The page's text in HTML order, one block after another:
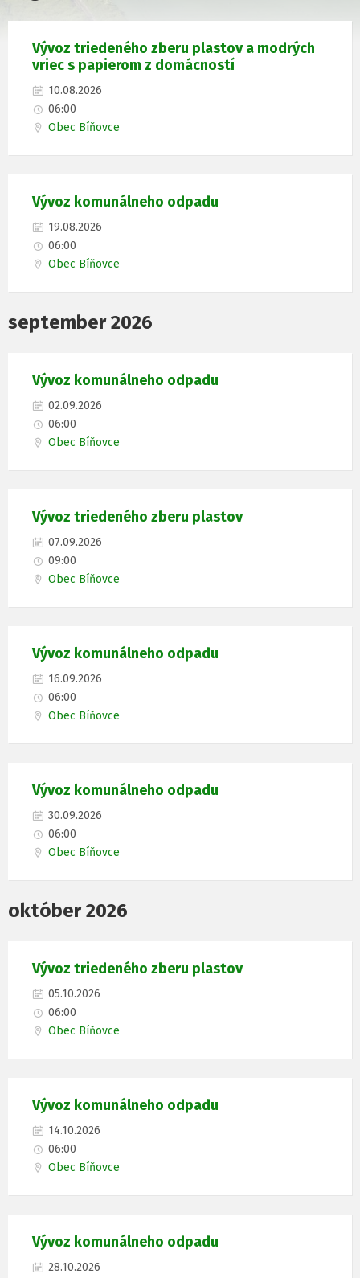
Vývoz triedeného zberu plastov a modrých
vriec s papierom z domácností
10.08.2026
06:00
Obec Bíňovce
Vývoz komunálneho odpadu
19.08.2026
06:00
Obec Bíňovce
september 2026
Vývoz komunálneho odpadu
02.09.2026
06:00
Obec Bíňovce
Vývoz triedeného zberu plastov
07.09.2026
09:00
Obec Bíňovce
Vývoz komunálneho odpadu
16.09.2026
06:00
Obec Bíňovce
Vývoz komunálneho odpadu
30.09.2026
06:00
Obec Bíňovce
október 2026
Vývoz triedeného zberu plastov
05.10.2026
06:00
Obec Bíňovce
Vývoz komunálneho odpadu
14.10.2026
06:00
Obec Bíňovce
Vývoz komunálneho odpadu
28.10.2026